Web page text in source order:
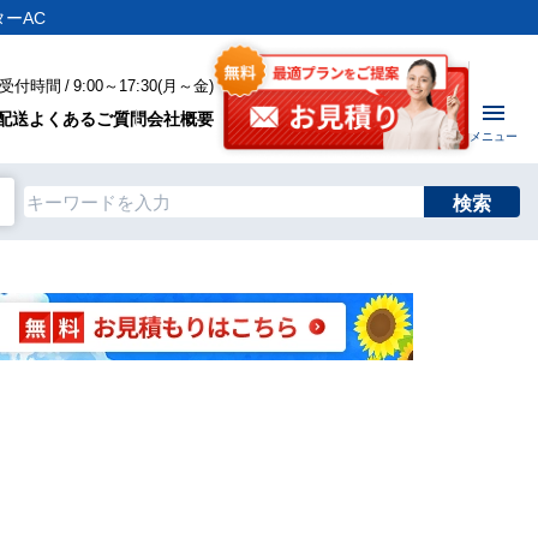
ーAC
付時間 / 9:00～17:30(月～金)
送よくあるご質問会社概要
メニュー
検索